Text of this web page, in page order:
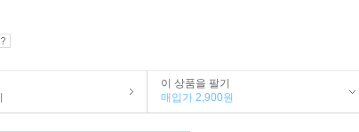
이 상품을 팔기
매입가 2,900원